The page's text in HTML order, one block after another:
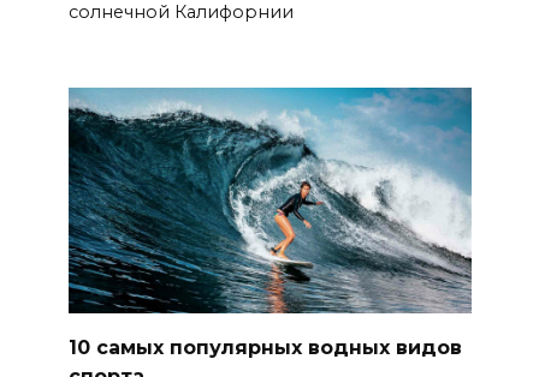
солнечной Калифорнии
10 самых популярных водных видов